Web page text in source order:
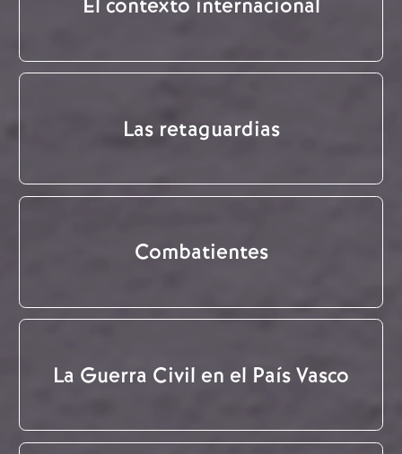
El contexto internacional
Las retaguardias
Combatientes
La Guerra Civil en el País Vasco